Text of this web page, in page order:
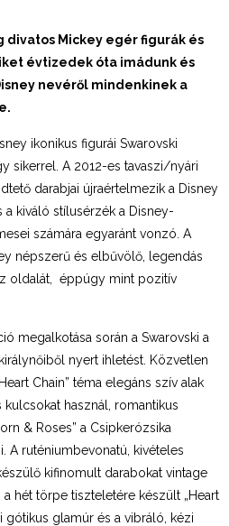
divatos Mickey egér figurák és
évtizedek óta imádunk és
nevéről mindenkinek a
ikonikus figurái Swarovski
sikerrel. A 2012-es tavaszi/nyári
darabjai újraértelmezik a Disney
a kiváló stílusérzék a Disney-
számára egyaránt vonzó. A
népszerű és elbűvölő, legendás
oldalát, éppúgy mint pozitív
megalkotása során a Swarovski a
nyert ihletést. Közvetlen
Chain” téma elegáns szív alak
használ, romantikus
& Roses” a Csipkerózsika
A ruténiumbevonatú, kivételes
kifinomult darabokat vintage
a hét törpe tiszteletére készült „Heart
glamúr és a vibráló, kézi